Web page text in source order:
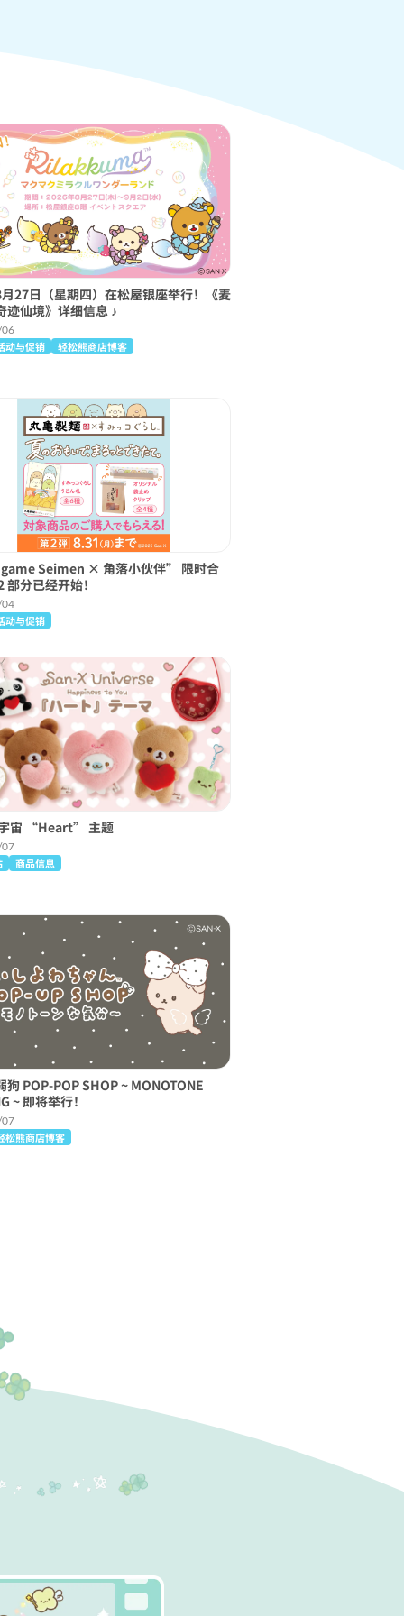
27日（星期四）在松屋银座举行！《麦
迹仙境》详细信息 ♪
动与促销 轻松熊商店博客
Seimen × 角落小伙伴” 限时合
部分已经开始！
动与促销
宙 “Heart” 主题
商品信息
狗 POP-POP SHOP ~ MONOTONE
~ 即将举行！
松熊商店博客